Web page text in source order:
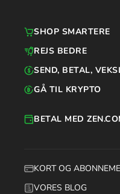
KORT OG
VORES BLOG
BETAL MED
SHOP SMARTERE
REJS BEDRE
SEND, BETAL,
GÅ TIL KRYPTO